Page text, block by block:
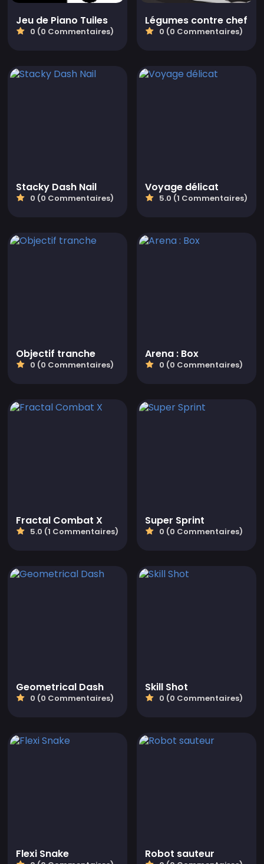
Jeu de Piano Tuiles
0 (0 Commentaires)
Légumes contre chef
0 (0 Commentaires)
Stacky Dash Nail
0 (0 Commentaires)
Voyage délicat
5.0 (1 Commentaires)
Objectif tranche
0 (0 Commentaires)
Arena : Box
0 (0 Commentaires)
Fractal Combat X
5.0 (1 Commentaires)
Super Sprint
0 (0 Commentaires)
Geometrical Dash
0 (0 Commentaires)
Skill Shot
0 (0 Commentaires)
Flexi Snake Robot sauteur